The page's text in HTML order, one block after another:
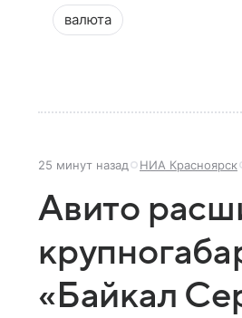
валюта
25 минут назад НИА Красноярск
Авито
«Байкал